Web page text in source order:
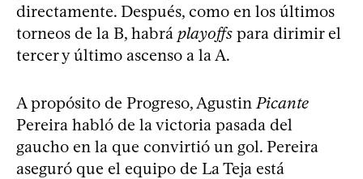
directamente. Después, como en los últimos
torneos de la B, habrá playoffs para dirimir el
tercer y último ascenso a la A.
A propósito de Progreso, Agustin Picante
Pereira habló de la victoria pasada del
gaucho en la que convirtió un gol. Pereira
aseguró que el equipo de La Teja está